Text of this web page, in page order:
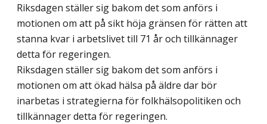
Riksdagen ställer sig bakom det som anförs i
motionen om att på sikt höja gränsen för rätten att
stanna kvar i arbetslivet till 71 år och tillkännager
detta för regeringen.
Riksdagen ställer sig bakom det som anförs i
motionen om att ökad hälsa på äldre dar bör
inarbetas i strategierna för folkhälsopolitiken och
tillkännager detta för regeringen.